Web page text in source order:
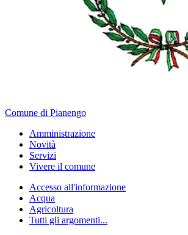
Comune di Pianengo
Amministrazione
Novità
Servizi
Vivere il comune
Accesso all'informazione
Acqua
Agricoltura
Tutti gli argomenti...